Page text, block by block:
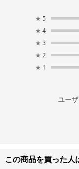
★ 5
★ 4
★ 3
★ 2
★ 1
ユー
この商品を買った人